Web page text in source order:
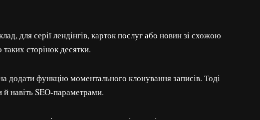
для серії лендінгів, карток послуг або новин зі схожою
сторінок десятки.
додати функцію моментального клонування записів. Тоді
навіть SEO-параметрами.